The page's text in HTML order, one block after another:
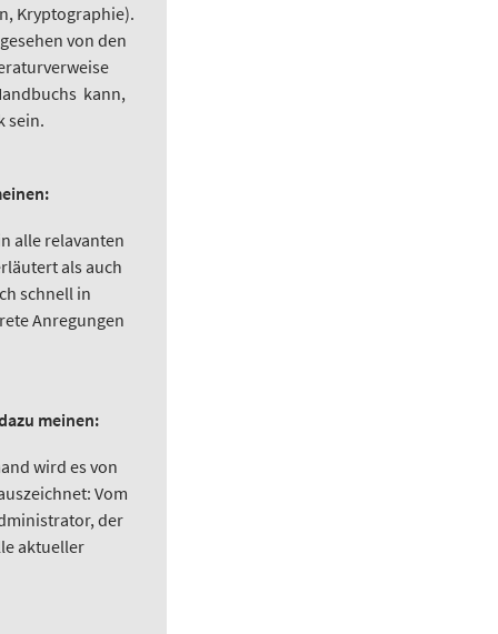
Kryptographie).
von den
kann,
alle relavanten
als auch
schnell in
Anregungen
meinen:
wird es von
Vom
der
aktueller